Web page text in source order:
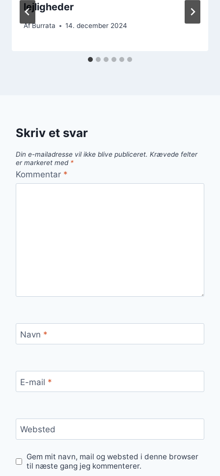
lejligheder
AfBurrata 14. december 2024
Skriv et svar
Din e-mailadresse vil ikke blive publiceret. Krævede felter
er markeret med *
Kommentar *
Navn *
E-mail *
Websted
Gem mit navn, mail og websted i denne browser
til næste gang jeg kommenterer.